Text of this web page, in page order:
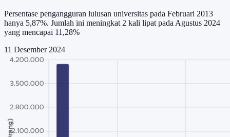
Persentase pengangguran lulusan universitas pada Februari 2013
hanya 5,87%. Jumlah ini meningkat 2 kali lipat pada Agustus 2024
yang mencapai 11,28%
11 Desember 2024